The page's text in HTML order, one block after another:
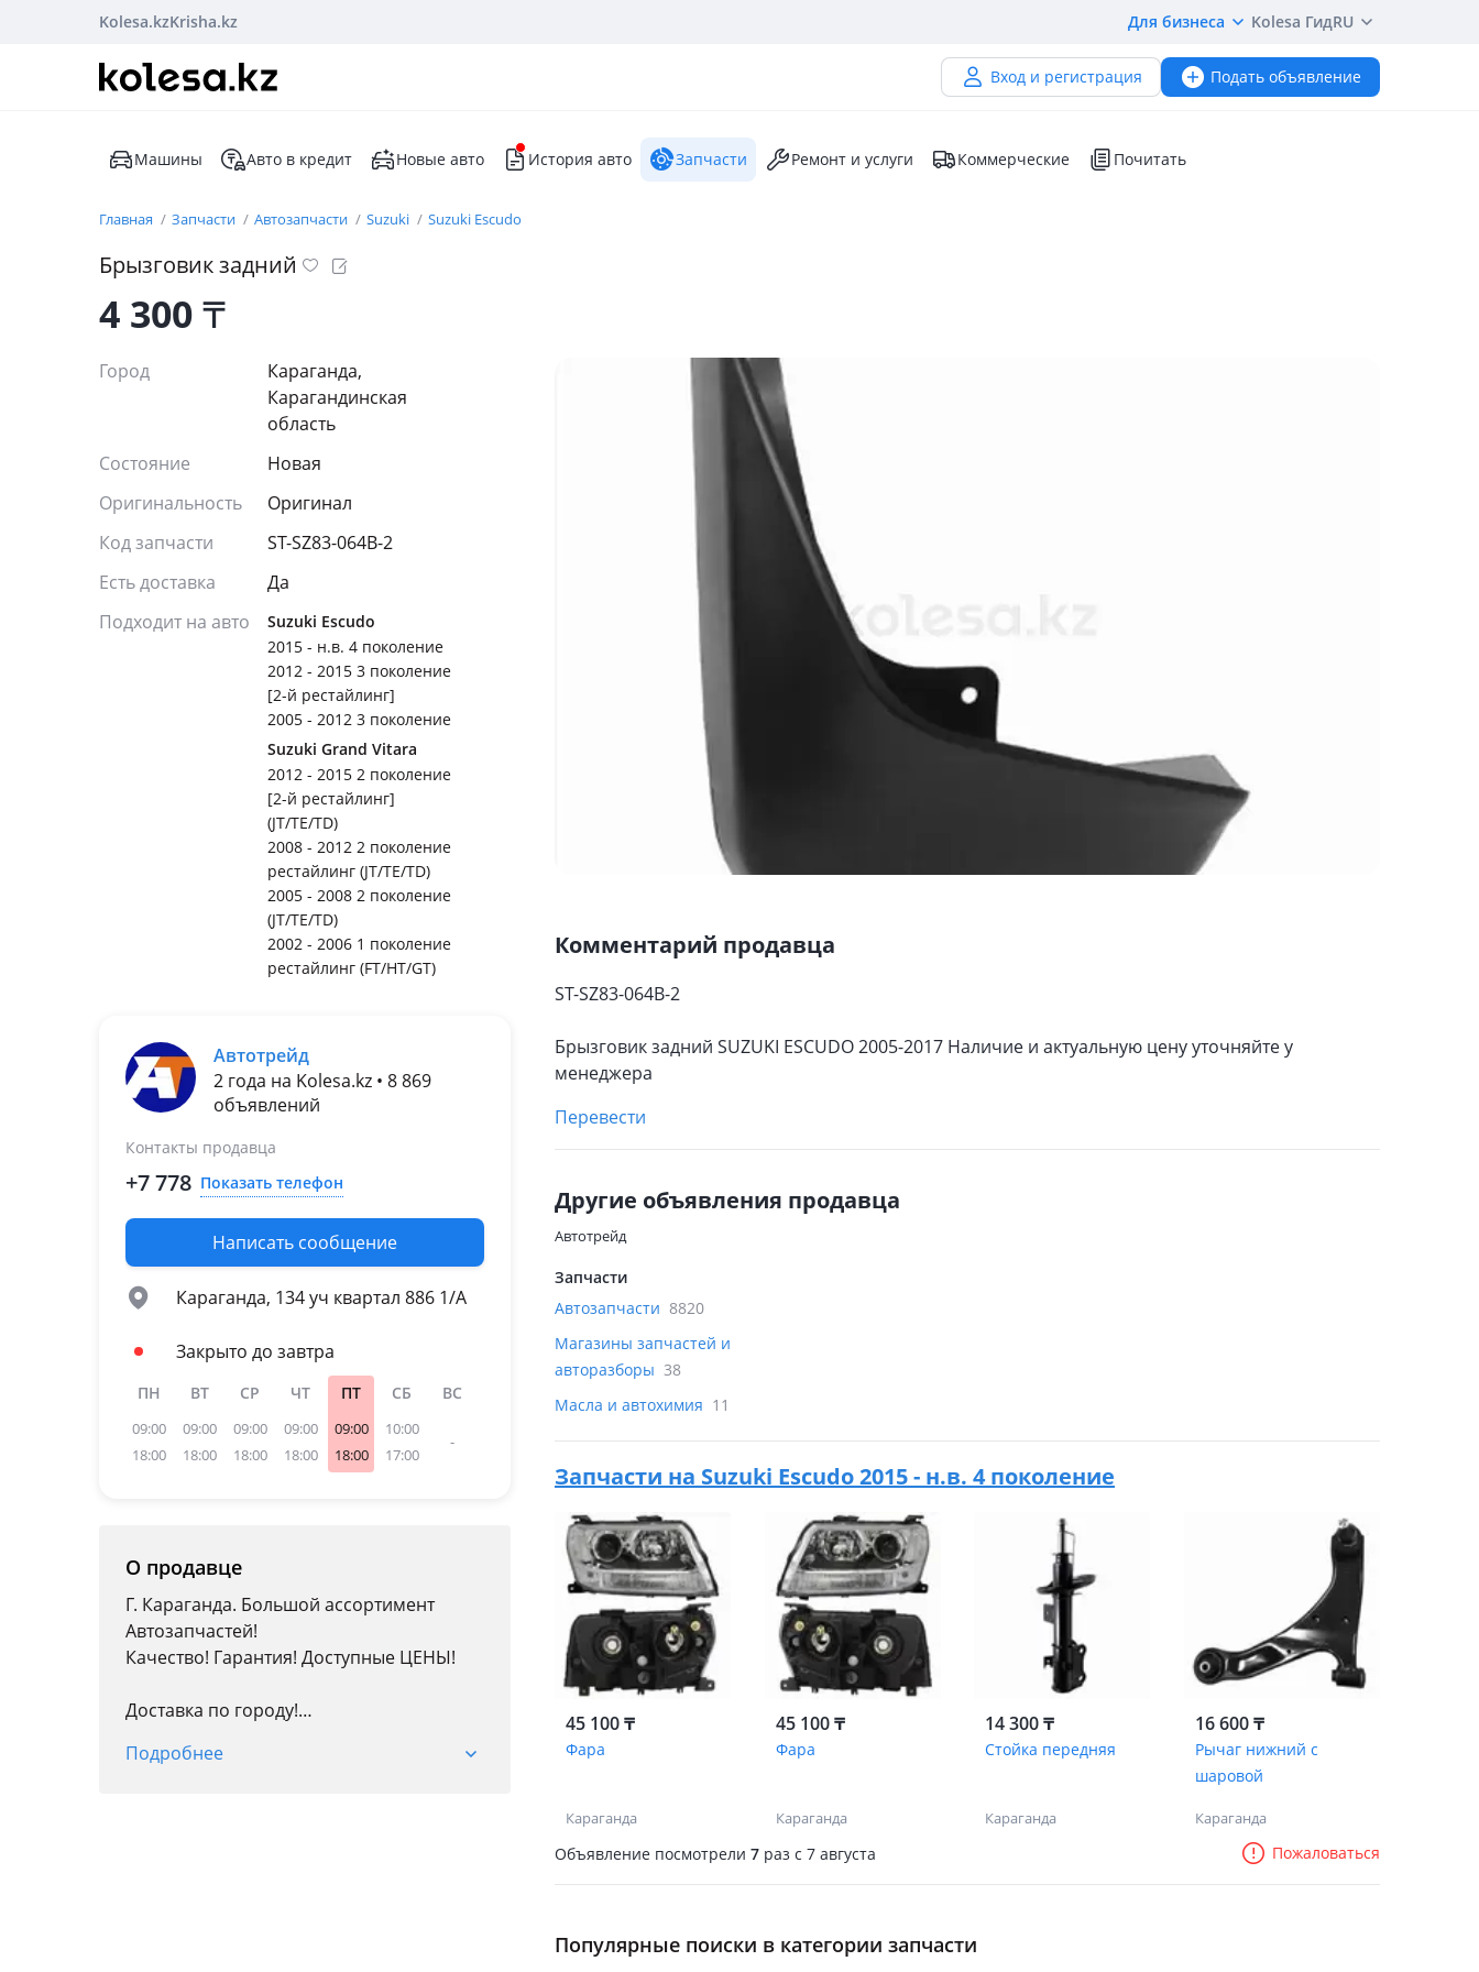
Kolesa.kzKrisha.kz Для бизнеса Kolesa ГидRU
Вход и регистрация Подать объявление
Машины Авто в кредит Новые авто История авто Запчасти Ремонт и услуги Коммерческие Почитать
Главная Запчасти Автозапчасти Suzuki Suzuki Escudo
Брызговик задний
4 300₸
Город
Караганда,
Карагандинская
область
Состояние
Новая
Оригинальность
Оригинал
Код запчасти
ST-SZ83-064B-2
Есть доставка
Да
Подходит на авто
Suzuki Escudo
2015 - н.в. 4 поколение
2012 - 2015 3 поколение
[2-й рестайлинг]
2005 - 2012 3 поколение
Suzuki Grand Vitara
2012 - 2015 2 поколение
[2-й рестайлинг]
(JT/TE/TD)
2008 - 2012 2 поколение
рестайлинг (JT/TE/TD)
2005 - 2008 2 поколение
(JT/TE/TD)
2002 - 2006 1 поколение
рестайлинг (FT/HT/GT)
Автотрейд
2 года на Kolesa.kz • 8 869
объявлений
Контакты продавца
+7 778 Показать телефон
Написать сообщение
Караганда, 134 уч квартал 886 1/А
Закрыто до завтра
ПН
09:00
18:00
ВТ
09:00
18:00
СР
09:00
18:00
ЧТ
09:00
18:00
ПТ
09:00
18:00
СБ
10:00
17:00
ВС
-
О продавце
Г. Караганда. Большой ассортимент
Автозапчастей!
Качество! Гарантия! Доступные ЦЕНЫ!
Доставка по городу!
Подробнее
Комментарий продавца
ST-SZ83-064B-2
Брызговик задний SUZUKI ESCUDO 2005-2017 Наличие и актуальную цену уточняйте у
менеджера
Перевести
Другие объявления продавца
Автотрейд
Запчасти
Автозапчасти 8820
Магазины запчастей и
авторазборы 38
Масла и автохимия 11
Запчасти на Suzuki Escudo 2015 - н.в. 4 поколение
45 100 ₸
Фара
Караганда
45 100 ₸
Фара
Караганда
14 300 ₸
Стойка передняя
Караганда
16 600 ₸
Рычаг нижний с
шаровой
Караганда
Объявление посмотрели 7 раз c 7 августа Пожаловаться
Популярные поиски в категории запчасти